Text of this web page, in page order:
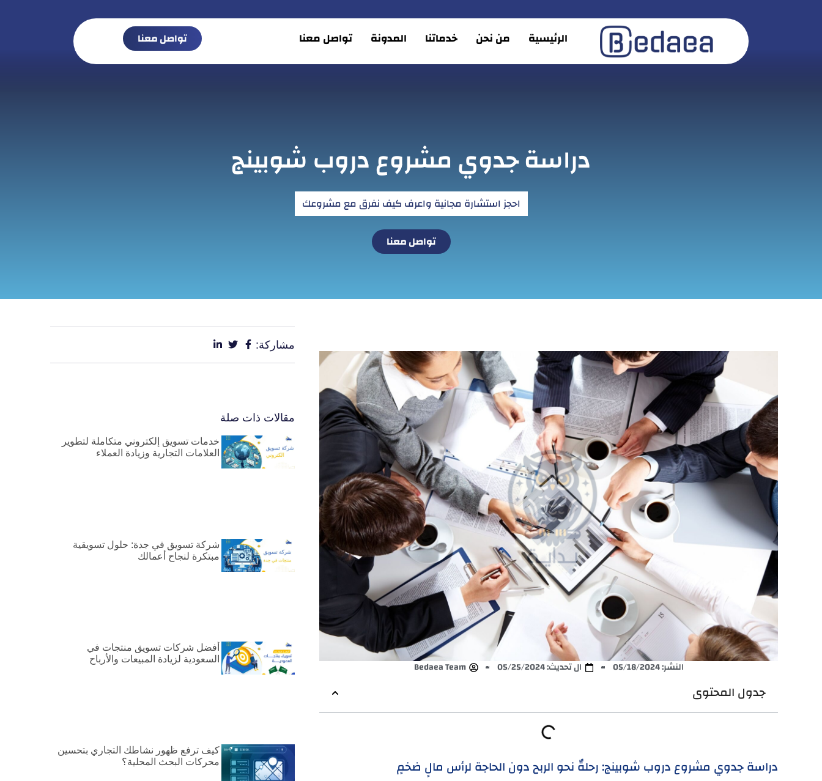
الرئيسية من نحن خدماتنا المدونة تواصل معنا تواصل معنا
دراسة جدوي مشروع دروب شوبينج
احجز استشارة مجانية واعرف كيف نفرق مع مشروعك
تواصل معنا
النشر:05/18/2024 ال تحديث: 05/25/2024 Bedaea Team
جدول المحتوى
دراسة جدوي مشروع دروب شوبينج: رحلةٌ نحو الربح دون الحاجة لرأس مالٍ ضخمٍ
مشاركة:
مقالات ذات صلة
خدمات تسويق إلكتروني متكاملة لتطوير
العلامات التجارية وزيادة العملاء
شركة تسويق في جدة: حلول تسويقية
مبتكرة لنجاح أعمالك
أفضل شركات تسويق منتجات في
السعودية لزيادة المبيعات والأرباح
كيف ترفع ظهور نشاطك التجاري بتحسين
محركات البحث المحلية؟